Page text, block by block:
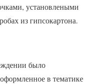
установлеными
из гипсокартона.
было
в тематике